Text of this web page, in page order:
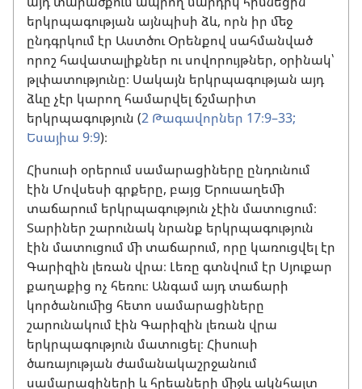
երկրպագության այնպիսի ձև, որն իր մեջ
ընդգրկում էր Աստծու Օրենքով սահմանված
որոշ հավատալիքներ ու սովորույթներ, օրինակ՝
թլփատությունը։ Սակայն երկրպագության այդ
ձևը չէր կարող համարվել ճշմարիտ
երկրպագություն (2 Թագավորներ 17։9–33;
Եսայիա 9։9)։
Հիսուսի օրերում սամարացիները ընդունում
էին Մովսեսի գրքերը, բայց Երուսաղեմի
տաճարում երկրպագություն չէին մատուցում։
Տարիներ շարունակ նրանք երկրպագություն
էին մատուցում մի տաճարում, որը կառուցվել էր
Գարիզին լեռան վրա։ Լեռը գտնվում էր Սյուքար
քաղաքից ոչ հեռու։ Անգամ այդ տաճարի
կործանումից հետո սամարացիները
շարունակում էին Գարիզին լեռան վրա
երկրպագություն մատուցել։ Հիսուսի
ծառայության ժամանակաշրջանում
սամարացիների և հրեաների միջև ակնհայտ